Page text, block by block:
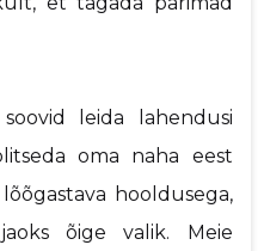
leida lahendusi
oma naha eest
hooldusega,
õige valik. Meie